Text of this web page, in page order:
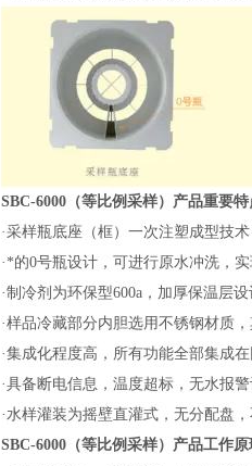
SBC-6000（等比例采样） 产品重要特
·采样瓶底座（框）一次注塑成型技术
·*的0号瓶设计，可进行原水冲洗，
·制冷剂为环保型600a，加厚保温层
·样品冷藏部分内胆选用不锈钢材质，
·集成化程度高，所有功能全部集成
·具备断电信息，温度超标，无水报警
·水样灌装为摇壁直灌式，无分配盘，
SBC-6000（等比例采样） 产品工作原